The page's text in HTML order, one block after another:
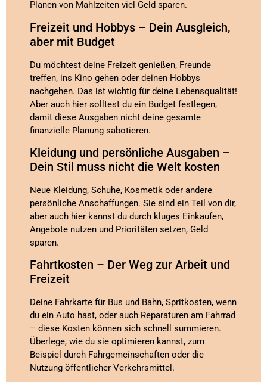
Planen von Mahlzeiten viel Geld sparen.
Freizeit und Hobbys – Dein Ausgleich,
aber mit Budget
Du möchtest deine Freizeit genießen, Freunde
treffen, ins Kino gehen oder deinen Hobbys
nachgehen. Das ist wichtig für deine Lebensqualität!
Aber auch hier solltest du ein Budget festlegen,
damit diese Ausgaben nicht deine gesamte
finanzielle Planung sabotieren.
Kleidung und persönliche Ausgaben –
Dein Stil muss nicht die Welt kosten
Neue Kleidung, Schuhe, Kosmetik oder andere
persönliche Anschaffungen. Sie sind ein Teil von dir,
aber auch hier kannst du durch kluges Einkaufen,
Angebote nutzen und Prioritäten setzen, Geld
sparen.
Fahrtkosten – Der Weg zur Arbeit und
Freizeit
Deine Fahrkarte für Bus und Bahn, Spritkosten, wenn
du ein Auto hast, oder auch Reparaturen am Fahrrad
– diese Kosten können sich schnell summieren.
Überlege, wie du sie optimieren kannst, zum
Beispiel durch Fahrgemeinschaften oder die
Nutzung öffentlicher Verkehrsmittel.